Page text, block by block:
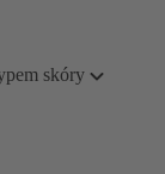
skóry